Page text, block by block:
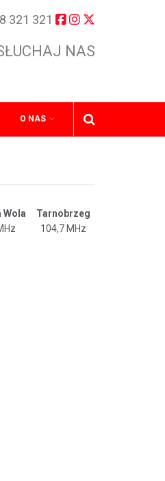
321 321
NAS
O NAS
Wola
Tarnobrzeg
104,7 MHz